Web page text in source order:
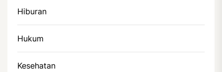
Hiburan
Hukum
Kesehatan